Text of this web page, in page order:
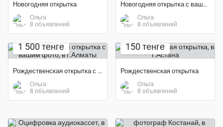
Новогодняя открытка
Ольга
8 объявлений
Новогодняя открытка с вашим фото
Ольга
8 объявлений
1 500 тенге
Рождественская открытка с вашим фото
Ольга
8 объявлений
150 тенге
Рождественская открытка
Ольга
8 объявлений